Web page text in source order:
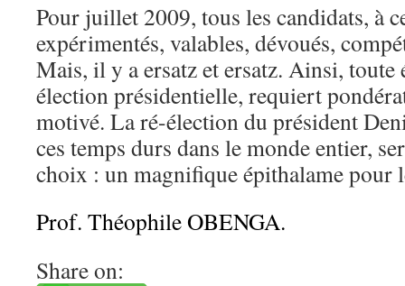
Pour juillet 2009, tous les candidats, à
expérimentés, valables, dévoués,
Mais, il y a ersatz et ersatz. Ainsi,
élection présidentielle, requiert
motivé. La ré-élection du président
ces temps durs dans le monde entier,
choix : un magnifique épithalame pour
Prof. Théophile OBENGA.
Share on: